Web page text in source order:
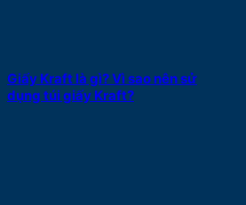
Giấy Kraft là gì? Vì sao nên sử
dụng túi giấy Kraft?